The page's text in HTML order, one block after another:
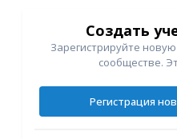
Создать
Зарегистрируйте
сообществе.
Регистрация